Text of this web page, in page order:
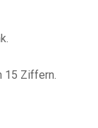
15 Ziffern.